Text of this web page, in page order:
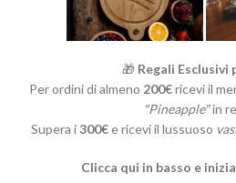
🎁 Regali Esclusivi
Per ordini di almeno 200€ricevi il
"Pineapple"in
Supera i300€e ricevi il lussuoso
Clicca qui in basso e